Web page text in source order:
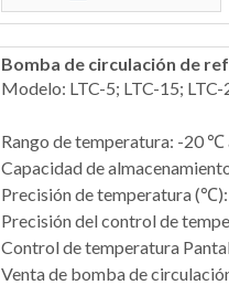
Bomba de circulación de
Modelo: LTC-5; LTC-15; LTC-
Rango de temperatura: -20 ℃
Capacidad de
Precisión de temperatura
Precisión del control de
Control de temperatura
Venta de bomba de